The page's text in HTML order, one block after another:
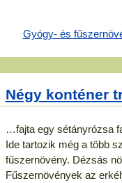
Négy konténer
…fajta egy sétányrózsa
Ide tartozik még a több
fűszernövény. Dézsás
Fűszernövények az